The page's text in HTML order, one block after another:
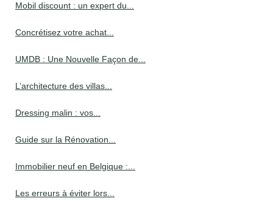
Mobil discount : un expert du...
Concrétisez votre achat...
UMDB : Une Nouvelle Façon de...
L’architecture des villas...
Dressing malin : vos...
Guide sur la Rénovation...
Immobilier neuf en Belgique :...
Les erreurs à éviter lors...